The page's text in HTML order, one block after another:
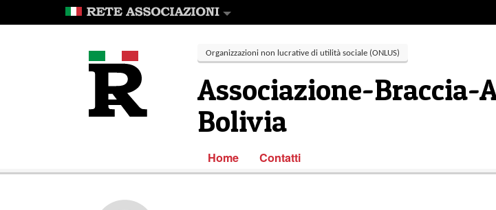
Organizzazioni non lucrative di utilità sociale (ONLUS)
Associazione-
Bolivia
Home Contatti